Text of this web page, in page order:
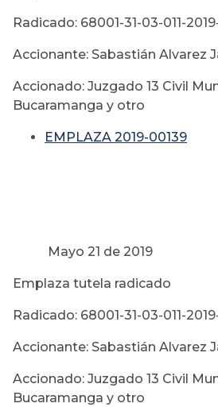
Radicado: 68001-31-03-011-
Accionante: Sabastián Alvarez
Accionado: Juzgado 13 Civil
Bucaramanga y otro
EMPLAZA 2019-00139
Mayo 21 de 2019
Emplaza tutela radicado
Radicado: 68001-31-03-011-
Accionante: Sabastián Alvarez
Accionado: Juzgado 13 Civil
Bucaramanga y otro